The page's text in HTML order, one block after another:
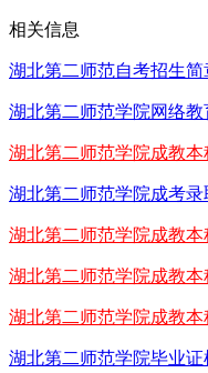
相关信息
湖北第二师范自考招生简
湖北第二师范学院网络教
湖北第二师范学院成教
湖北第二师范学院成考
湖北第二师范学院成教本
湖北第二师范学院成教本
湖北第二师范学院成教本
湖北第二师范学院毕业证